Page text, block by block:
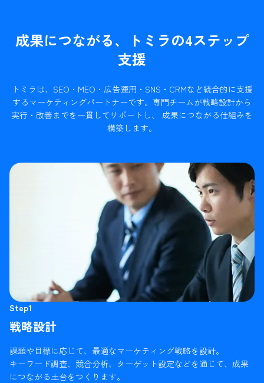
成果につながる、トミラの4ステップ
支援
トミラは、SEO・MEO・広告運用・SNS・CRMなど統合的に支援
するマーケティングパートナーです。 専門チームが戦略設計から
実行・改善までを一貫してサポートし、 成果につながる仕組みを
構築します。
Step1
戦略設計
課題や目標に応じて、最適なマーケティング戦略を設計。
キーワード調査、競合分析、ターゲット設定などを通じて、成果
につながる土台をつくります。